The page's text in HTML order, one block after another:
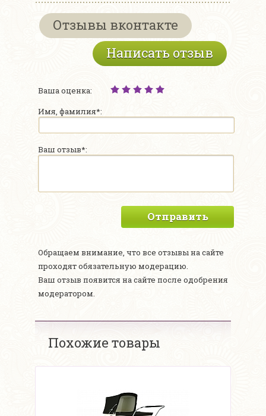
Отзывы вконтакте
Написать отзыв
Ваша оценка:
Имя, фамилия*:
Ваш отзыв*:
Отправить
Обращаем внимание, что все отзывы на сайте
проходят обязательную модерацию.
Ваш отзыв появится на сайте после одобрения
модератором.
Похожие товары